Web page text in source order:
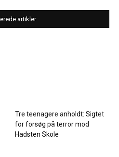
artikler
Tre teenagere anholdt: Sigtet
for forsøg på terror mod
Hadsten Skole